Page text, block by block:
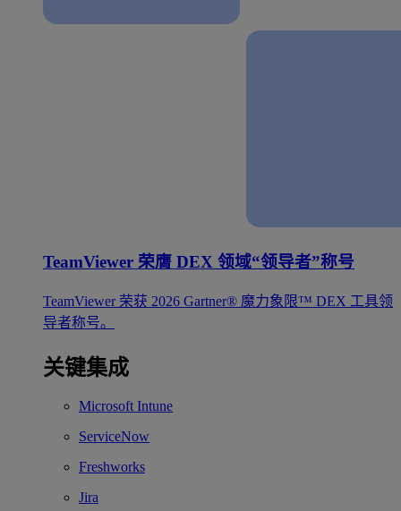
TeamViewer 荣膺 DEX 领域“领导者”称号
TeamViewer 荣获 2026 Gartner® 魔力象限™ DEX 工具领
导者称号。
关键集成
Microsoft Intune
ServiceNow
Freshworks
Jira